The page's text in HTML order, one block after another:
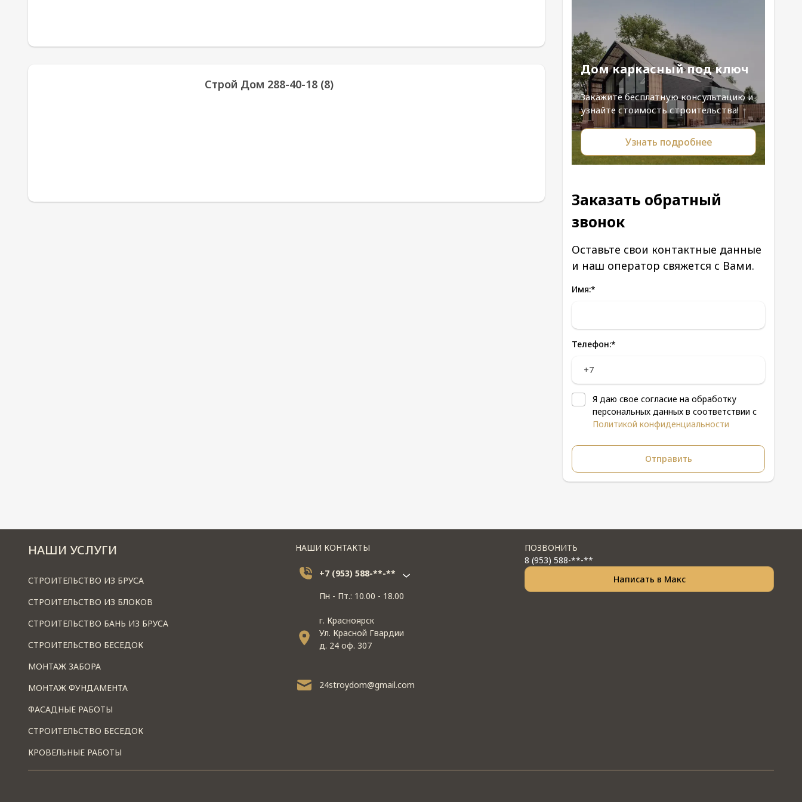
Строй Дом 288-40-18 (8)
Дом каркасный под ключ
Закажите бесплатную консультацию и
узнайте стоимость строительства!
Узнать подробнее
Заказать обратный
звонок
Оставьте свои контактные данные
и наш оператор свяжется с Вами.
Имя:*
Телефон:*
Я даю свое согласие на обработку
персональных данных в соответствии с
Политикой конфиденциальности
НАШИ УСЛУГИ
СТРОИТЕЛЬСТВО ИЗ БРУСА
СТРОИТЕЛЬСТВО ИЗ БЛОКОВ
СТРОИТЕЛЬСТВО БАНЬ ИЗ БРУСА
СТРОИТЕЛЬСТВО БЕСЕДОК
МОНТАЖ ЗАБОРА
МОНТАЖ ФУНДАМЕНТА
ФАСАДНЫЕ РАБОТЫ
СТРОИТЕЛЬСТВО БЕСЕДОК
КРОВЕЛЬНЫЕ РАБОТЫ
НАШИ КОНТАКТЫ
+7 (953) 588-**-**
Пн - Пт.: 10.00 - 18.00
г. Красноярск
Ул. Красной Гвардии
д. 24 оф. 307
24stroydom@gmail.com
ПОЗВОНИТЬ
8 (953) 588-**-**
Написать в Макс